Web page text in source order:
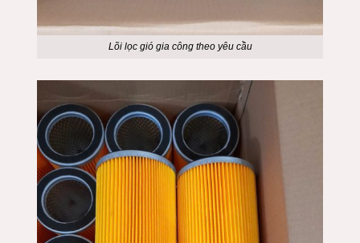
Lõi lọc gió gia công theo yêu cầu